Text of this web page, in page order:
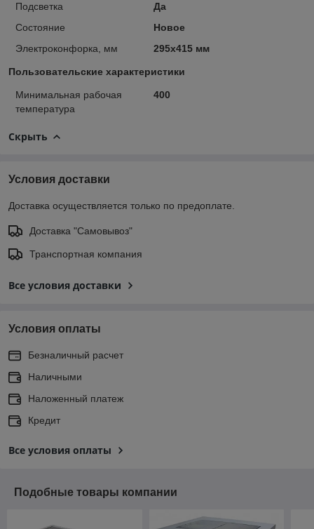
Подсветка
Да
Состояние
Новое
Электроконфорка, мм
295х415 мм
Пользовательские характеристики
Минимальная рабочая
температура
400
Скрыть
Условия доставки
Доставка осуществляется только по предоплате.
Доставка "Самовывоз"
Транспортная компания
Все условия доставки
Условия оплаты
Безналичный расчет
Наличными
Наложенный платеж
Кредит
Все условия оплаты
Подобные товары компании